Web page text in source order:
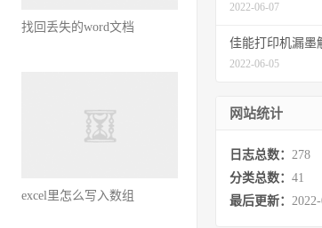
找回丢失的word文档
excel里怎么写入数组
2022-06-07
佳能打印机漏墨
2022-06-05
网站统计
日志总数： 278
分类总数： 41
最后更新：